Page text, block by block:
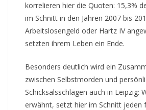
korrelieren hier die Quoten: 15,3%
im Schnitt in den Jahren 2007 bis
Arbeitslosengeld oder Hartz IV
setzten ihrem Leben ein Ende.
Besonders deutlich wird ein
zwischen Selbstmorden und
Schicksalsschlägen auch in Leipzig:
erwähnt, setzt hier im Schnitt jeden